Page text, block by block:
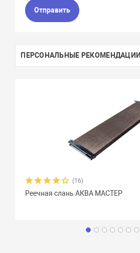
Отправить
ПЕРСОНАЛЬНЫЕ РЕКОМЕНДАЦИИ
(16)
Реечная слань АКВА МАСТЕР